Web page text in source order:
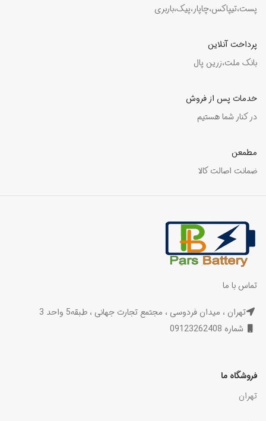
پست،تیپاکس،چاپار،پیک،باربری
پرداخت آنلاین
بانک ملت،زرین پال
خدمات پس از فروش
در کنار شما هستیم
مطمعن
ضمانت اصالت کالا
تماس با ما
تهران ، میدان فردوسی ، مجتمع تجارت جهانی ، طبقه5 واحد 3
شماره 09123262408
فروشگاه ما
تهران